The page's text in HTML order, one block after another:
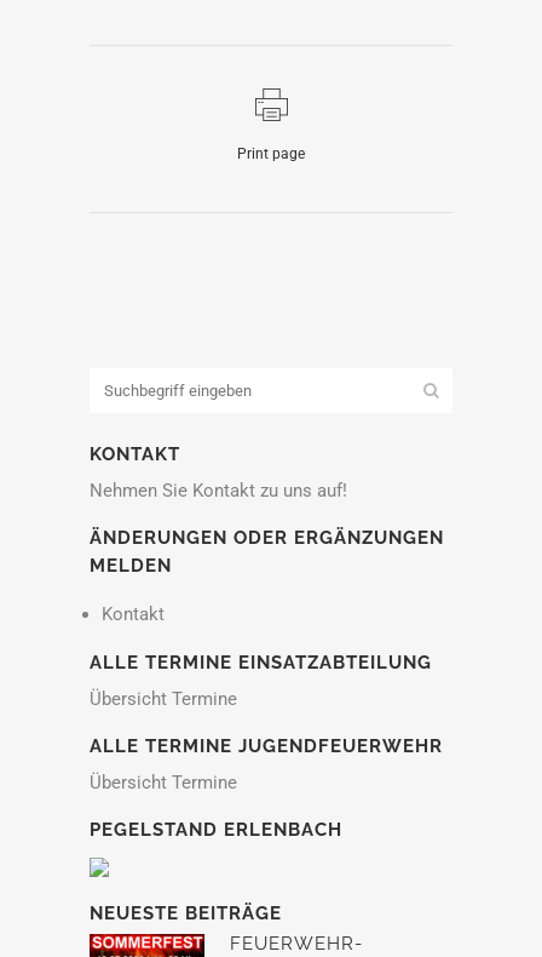
Print page
KONTAKT
Nehmen Sie Kontakt zu uns auf!
ÄNDERUNGEN ODER ERGÄNZUNGEN
MELDEN
Kontakt
ALLE TERMINE EINSATZABTEILUNG
Übersicht Termine
ALLE TERMINE JUGENDFEUERWEHR
Übersicht Termine
PEGELSTAND ERLENBACH
NEUESTE BEITRÄGE
FEUERWEHR-